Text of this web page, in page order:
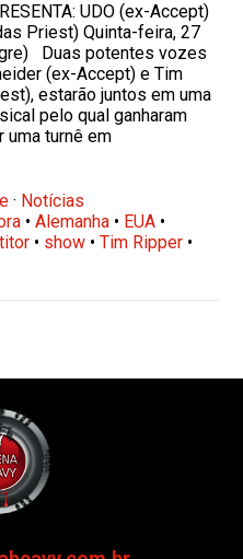
UDO (ex-Accept)
Priest) Quinta-feira, 27
Duas potentes vozes
(ex-Accept) e Tim
estarão juntos em uma
pelo qual ganharam
uma turnê em
· Notícias
•Alemanha • EUA •
• show •Tim Ripper •